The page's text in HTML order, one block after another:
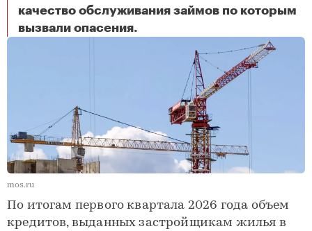
качество обслуживания займов по которым
вызвали опасения.
mos.ru
По итогам первого квартала 2026 года объем
кредитов, выданных застройщикам жилья в